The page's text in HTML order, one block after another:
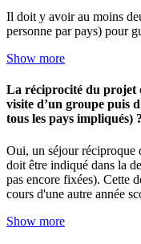
Il doit y avoir au moins
personne par pays) pour
Show more
La réciprocité du projet
visite d’un groupe puis
tous les pays impliqués) ?
Oui, un séjour réciproque
doit être indiqué dans la
pas encore fixées). Cette
cours d'une autre année
Show more